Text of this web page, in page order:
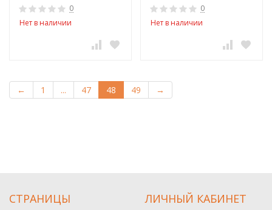
0
Нет в наличии
0
Нет в наличии
← 1 ... 47 48 49 →
СТРАНИЦЫ ЛИЧНЫЙ КАБИНЕТ